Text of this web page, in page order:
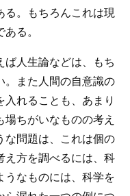
る。もちろんこれは現
る。
ば人生論などは、もち
。また人間の自意識の
れることも、あまり
ちがいなものの考え
な問題は、これは個の
え方を調べるには、科
うなものには、科学を